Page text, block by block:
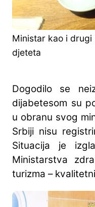
Ministar kao i
djeteta
Dogodilo se
dijabetesom su
u obranu svog
Srbiji nisu
Situacija je
Ministarstva
turizma –